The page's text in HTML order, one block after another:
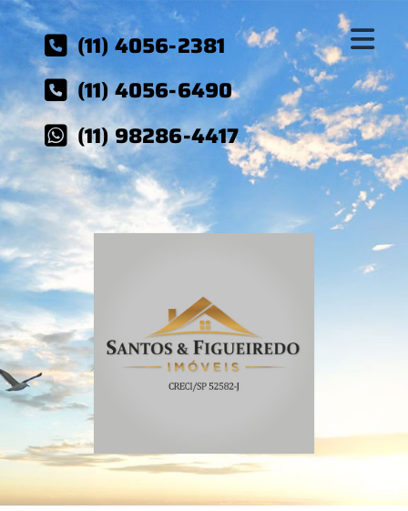
(11) 4056-2381
(11) 4056-6490
(11) 98286-4417